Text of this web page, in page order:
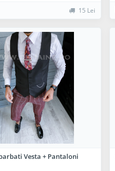
15 Lei
Vesta + Pantaloni